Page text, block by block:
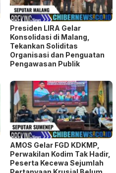
Presiden LIRA Gelar
Konsolidasi di Malang,
Tekankan Soliditas
Organisasi dan Penguatan
Pengawasan Publik
AMOS Gelar FGD KDKMP,
Perwakilan Kodim Tak Hadir,
Peserta Kecewa Sejumlah